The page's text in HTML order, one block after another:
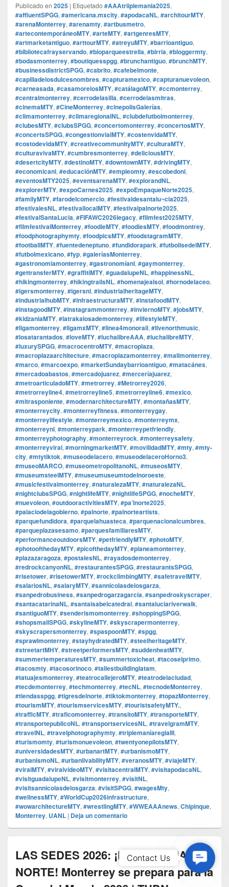
Publicado en 2025 | Etiquetado #AAAtriiplemania2025,
#affluentSPGG, #americana.mxcity, #apodacaNL, #architourMTY,
#arenaMonterrey, #arenamty, #artbusmetro,
#artecontemporáneoMTY, #arteMTY, #artgenresMTY,
#artmarketantiguo, #arttourMTY, #atreyuMTY, #barrioantiguo,
#bibliotecafrayservando, #bioparqueestrella, #birria, #bloggermty,
#bodasmonterrey, #boutiquesspgg, #brunchantiguo, #brunchMTY,
#businessdistrictSPGG, #cabrito, #cafebelmonte,
#capilladelosdulcesnombres, #capturamexico, #capturanuevoleon,
#carneasada, #casamorelosMTY, #catálagoMTY, #ccmonterrey,
#centralmonterrey, #cerrodelasilla, #cerrodelasmitras,
#cinemaMTY, #CineMonterrey, #cinepolisGalerías,
#climamonterrey, #climaregionalNL, #clubdefutbolmonterrey,
#clubesMTY, #clubsSPGG, #concertomonterrey, #concertosMTY,
#concertsSPGG, #congestionvialMTY, #costenvidaMTY,
#costodevidaMTY, #creativecommunityMTY, #culturaMTY,
#culturavivaMTY, #cumbresmonterrey, #deliciousMTY,
#desertcityMTY, #destinoMTY, #downtownMTY, #drivingMTY,
#economicanl, #educaciónMTY, #empleomty, #escobedonl,
#eventosMTY2025, #eventsarenaMTY, #explorandNL,
#explorerMTY, #expoCarnes2025, #expoEmpaqueNorte2025,
#familyMTY, #farodelcomercio, #festivaldesantalu¬cia2025,
#festivalesNL, #festivallocalMTY, #festivalpalnorte2025,
#festivalSantaLucia, #FIFAWC2026legacy, #filmfest2025MTY,
#filmfestivalMonterrey, #foodieMTY, #foodiesMTY, #foodmontrey,
#foodphotographymty, #foodpicsMTY, #foodstagramMTY,
#footballMTY, #fuentedeneptuno, #fundidorapark, #futbolisedelMTY,
#futbolmexicano, #fyp, #galeríasMonterrey,
#gastronomiamonterrey, #gastronomíanl, #gaymonterrey,
#gettransferMTY, #graffitiMTY, #guadalupeNL, #happinessNL,
#hikingmonterrey, #hikingtrailsNL, #homenajealsol, #hornodelaceo,
#igersmonterrey, #igersnl, #industrialheritageMTY,
#industrialhubMTY, #infraestructuraMTY, #instafoodMTY,
#instagoodMTY, #instagrammonterrey, #inviernoMTY, #jobsMTY,
#kidzaniaMTY, #latrakalosademonterrey, #lifestyleMTY,
#ligamonterrey, #ligamxMTY, #linea4monorail, #livenorthmusic,
#losatarantados, #loveMTY, #luchalibreAAA, #luchalibreMTY,
#luxurySPGG, #macrocentroMTY, #macroplaza,
#macroplazaarchitecture, #macroplazamonterrey, #mallmonterrey,
#marco, #marcoexpo, #marketSundaybarrioantiguo, #matacánes,
#mercadoabastos, #mercadojuarez, #merceríajuarez,
#metroarticuladoMTY, #metrorrey, #Metrorrey2026,
#metrorreyline4, #metrorreyline5, #metrorreyline6, #mexico,
#mitrasponiente, #modernarchitectureMTY, #montañasMTY,
#monterreycity, #monterreyfitness, #monterreygay,
#monterreylifestyle, #monterreymexico, #monterreymx,
#monterreynl, #monterreypark, #monterreypetfriendly,
#monterreyphotography, #monterreyrock, #monterreysafety,
#monterreyviral, #morningmarketMTY, #movilidadMTY, #mty, #mty-
city, #mtytiktok, #museodelacero, #museodelaceroHorno3,
#museoMARCO, #museometropolitanoNL, #museosMTY,
#museumsteelMTY, #museumuseumtodelnoroeste,
#musicfestivalmonterrey, #naturalezaMTY, #naturalezaNL,
#nightclubsSPGG, #nightlifeMTY, #nightlifeSPGG, #nocheMTY,
#nuevoleon, #outdooractivitiesMTY, #pa’lnorte2025,
#palaciodelagobierno, #palnorte, #palnorteartists,
#parquefundidora, #parquelahuasteca, #parquenacionalcumbres,
#parqueplazasesamo, #parquesfamiliaresMTY,
#performanceoutdoorsMTY, #petfriendlyMTY, #photoMTY,
#photoofthedayMTY, #picofthedayMTY, #planeamonterrey,
#plazazaragoza, #postalesNL, #rayadosdemonterrey,
#redrockcanyonNL, #restaurantesSPGG, #restaurantsSPGG,
#risetower, #risetowerMTY, #rockclimbingMTY, #safetravelMTY,
#salariosNL, #salaryMTY, #sannicolasdelosgarza,
#sanpedrobusiness, #sanpedrogarzagarcia, #sanpedroskyscraper,
#santacatarinaNL, #santaisabelcatedral, #santaluciariverwalk,
#santiguoMTY, #senderismomonterrey, #shoppingSPGG,
#shopsmallSPGG, #skylineMTY, #skyscrapermonterrey,
#skyscrapersmonterrey, #spaspoonMTY, #spgg,
#sprawlmonterrey, #stayhydratedMTY, #steelheritageMTY,
#streetartMHY, #streetperformersMTY, #suddenheatMTY,
#summertemperaturesMTY, #summertoxicheat, #tacoselprimo,
#tacosmty, #tacosorinoco, #tallestbuildinglatam,
#tatuajesmonterrey, #teatrocallejeroMTY, #teatrodelaciudad,
#tecdemonterrey, #techmonterrey, #tecNL, #tecnodeMonterrey,
#tiendasspgg, #tigresdelnorte, #tiktokmonterrey, #topazMonterrey,
#tourismMTY, #tourismservicesMTY, #touristsafetyMTY.,
#trafficMTY, #traficomonterrey, #transitoMTY, #transporteMTY,
#transportepublicoNL, #transportservicesNL, #travelgramMTY,
#travelNL, #travelphotographymty, #triplemaníaregiaIII,
#turismomty, #turismonuevoleon, #twentyonepilotsMTY,
#universidadesMTY, #urbanartMTY, #urbanismoMTY,
#urbanismoNL, #urbanlivabilityMTY, #veranosMTY, #viajeMTY,
#viralMTY, #viralvideoMTY, #visitacentralMTY, #visitapodacaNL,
#visitguadalupeNL, #visitmonterrey, #visitNL,
#visitsannicolasdelosgarza, #visitSPGG, #wagesMty,
#wellnessMTY, #WorldCup2026infrastructure,
#wowarchitectureMTY, #wrestlingMTY, #WWEAAAnews, Chipinque,
Monterrey, UANL | Deja un comentario
LAS SEDES 2026: ¡LA SULTANA DEL
NORTE! Monterrey se prepara para la
Us
Contact Us